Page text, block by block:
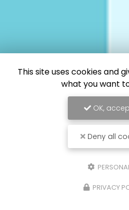
This site uses cookies and
what you want
OK,
Deny all
PRIVACY